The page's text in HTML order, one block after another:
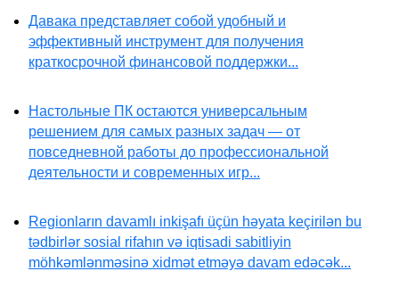
Давака представляет собой удобный и
эффективный инструмент для получения
краткосрочной финансовой поддержки...
Настольные ПК остаются универсальным
решением для самых разных задач — от
повседневной работы до профессиональной
деятельности и современных игр...
Regionların davamlı inkişafı üçün həyata keçirilən bu
tədbirlər sosial rifahın və iqtisadi sabitliyin
möhkəmlənməsinə xidmət etməyə davam edəcək...